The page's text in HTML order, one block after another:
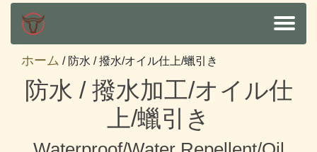
ホーム / 防水 / 撥水/オイル仕上/蠟引き
防水 / 撥水加工/オイル仕
上/蠟引き